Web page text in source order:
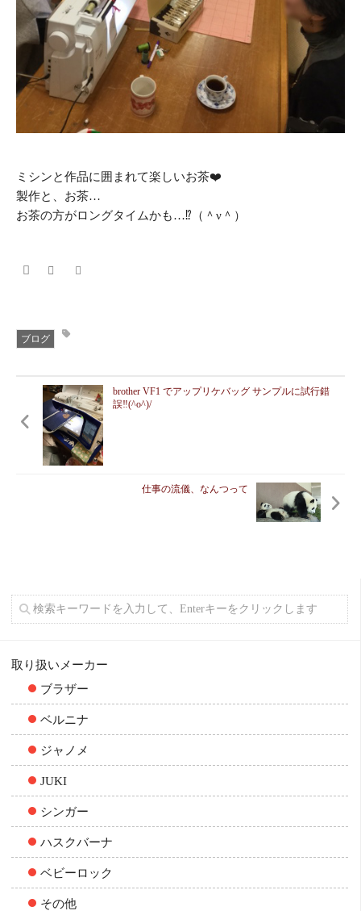
ミシンと作品に囲まれて楽しいお茶❤️
製作と、お茶…
お茶の方がロングタイムかも…⁉︎（＾ν＾）
ブログ
brother VF1 でアップリケバッグ サンプルに試行錯
誤‼︎(^o^)/
仕事の流儀、なんつって
取り扱いメーカー
ブラザー
ベルニナ
ジャノメ
JUKI
シンガー
ハスクバーナ
ベビーロック
その他